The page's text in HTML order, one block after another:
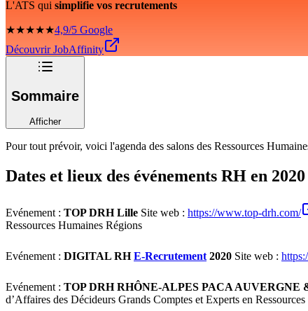
L'ATS qui simplifie vos recrutements
★★★★★4,9/5 Google
Découvrir JobAffinity
Sommaire
Afficher
Pour tout prévoir, voici l'agenda des salons des Ressources
Dates et lieux des événements RH en
Evénement : TOP DRH Lille Site web : https://www.top-drh.com/
Ressources Humaines Régions
Evénement : DIGITAL RHE-Recrutement 2020 Site web :
Evénement : TOP DRH RHÔNE-ALPES PACA AUVERGNE
d’Affaires des Décideurs Grands Comptes et Experts en